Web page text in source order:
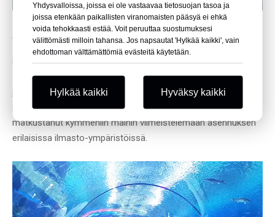
Asennus paikan päällä
ammattiinsinöörejä johtamassa tiimiä, jolla on rikas kokemus
ja hieno asennustekniikka. Leyun asennustiimi on saanut
päätökseen yli 200 laajamittaista akryyliakvaarioprojektia ja
matkustanut kymmeniin maihin viimeistelemään asennuksen
erilaisissa ilmasto-ympäristöissä.
Yhdysvalloissa, joissa ei ole vastaavaa tietosuojan tasoa ja
joissa etenkään paikallisten viranomaisten pääsyä ei ehkä
voida tehokkaasti estää. Voit peruuttaa suostumuksesi
välittömästi milloin tahansa. Jos napsautat 'Hylkää kaikki', vain
ehdottoman välttämättömiä evästeitä käytetään.
Hylkää kaikki Hyväksy kaikki